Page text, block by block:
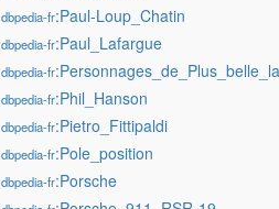
dbpedia-fr:Paul-Loup_Chatin
dbpedia-fr:Paul_Lafargue
dbpedia-fr
dbpedia-fr:Phil_Hanson
dbpedia-fr:Pietro_Fittipaldi
dbpedia-fr:Pole_position
dbpedia-fr:Porsche